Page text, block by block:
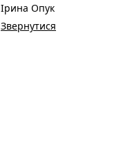
Ірина Опук
Звернутися